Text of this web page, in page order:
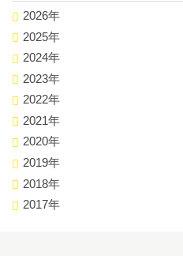
2026年
2025年
2024年
2023年
2022年
2021年
2020年
2019年
2018年
2017年